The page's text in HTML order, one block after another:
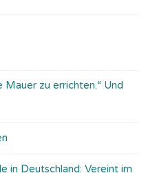
Mauer zu errichten.“ Und
in Deutschland: Vereint im